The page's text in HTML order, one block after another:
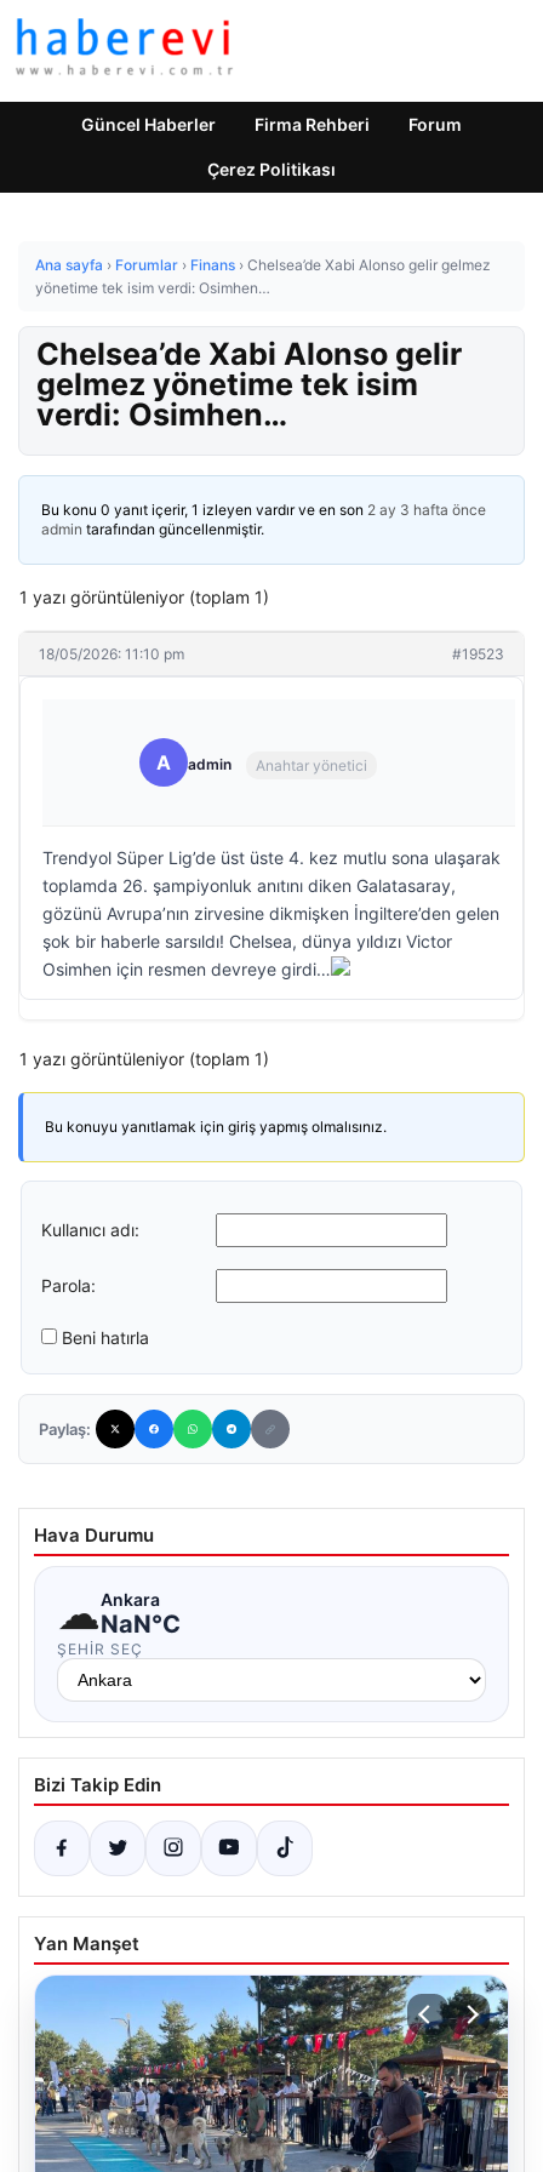
Güncel Haberler Firma Rehberi Forum
Çerez Politikası
Ana sayfa › Forumlar › Finans › Chelsea’de Xabi Alonso gelir gelmez
yönetime tek isim verdi: Osimhen…
Chelsea’de Xabi Alonso gelir
gelmez yönetime tek isim
verdi: Osimhen…
Bu konu 0 yanıt içerir, 1 izleyen vardır ve en son 2 ay 3 hafta önce
admin tarafından güncellenmiştir.
1 yazı görüntüleniyor (toplam 1)
18/05/2026: 11:10 pm #19523
A admin Anahtar yönetici
Trendyol Süper Lig’de üst üste 4. kez mutlu sona ulaşarak
toplamda 26. şampiyonluk anıtını diken Galatasaray,
gözünü Avrupa’nın zirvesine dikmişken İngiltere’den gelen
şok bir haberle sarsıldı! Chelsea, dünya yıldızı Victor
Osimhen için resmen devreye girdi…
1 yazı görüntüleniyor (toplam 1)
Bu konuyu yanıtlamak için giriş yapmış olmalısınız.
Kullanıcı adı:
Parola:
Beni hatırla
Paylaş:
Hava Durumu
☁Ankara
NaN°C
ŞEHIR SEÇ
Bizi Takip Edin
Yan Manşet